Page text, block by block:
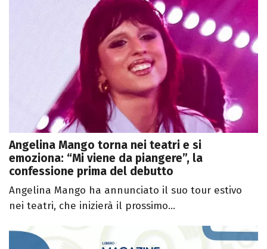
Angelina Mango torna nei teatri e si
emoziona: “Mi viene da piangere”, la
confessione prima del debutto
Angelina Mango ha annunciato il suo tour estivo
nei teatri, che inizierà il prossimo...